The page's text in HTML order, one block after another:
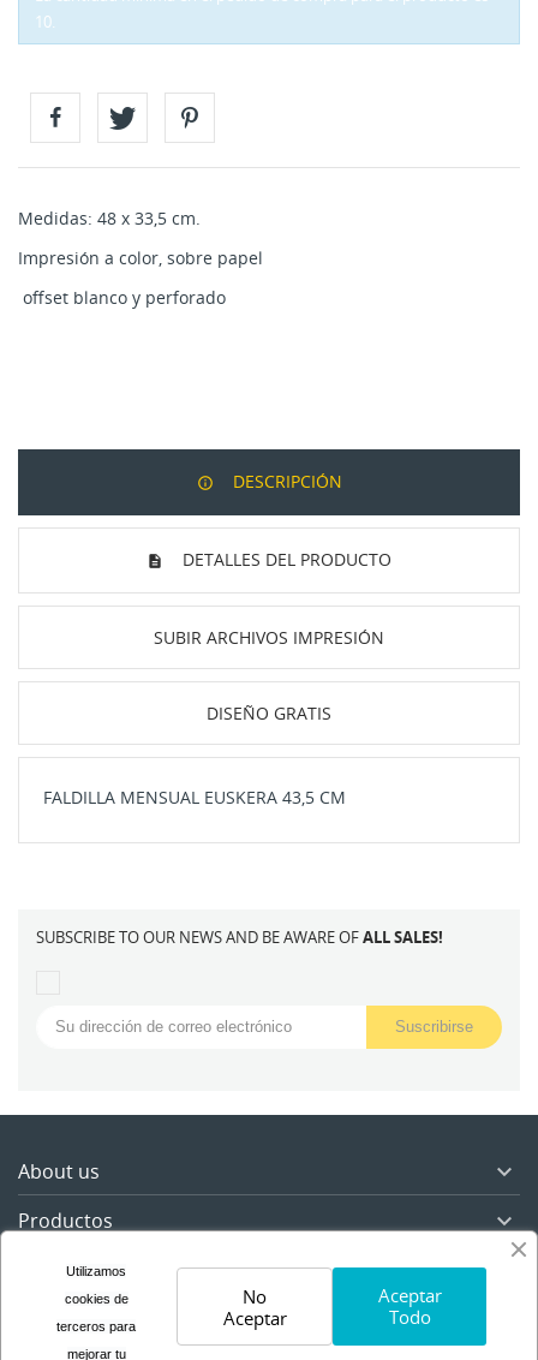
10.
Medidas: 48 x 33,5 cm.
Impresión a color, sobre papel
offset blanco y perforado
DESCRIPCIÓN
DETALLES DEL PRODUCTO
SUBIR ARCHIVOS IMPRESIÓN
DISEÑO GRATIS
FALDILLA MENSUAL EUSKERA 43,5 CM
SUBSCRIBE TO OUR NEWS AND BE AWARE OFALL SALES!
About us 
Productos 
Nuestra empresa
Su cuenta
Utilizamos
cookies de
terceros para
mejorar tu
Aceptar
Todo
No
Aceptar